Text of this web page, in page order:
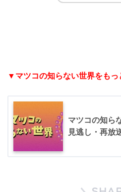
▼マツコの知らない世界をも
マツコの知ら
見逃し・再放